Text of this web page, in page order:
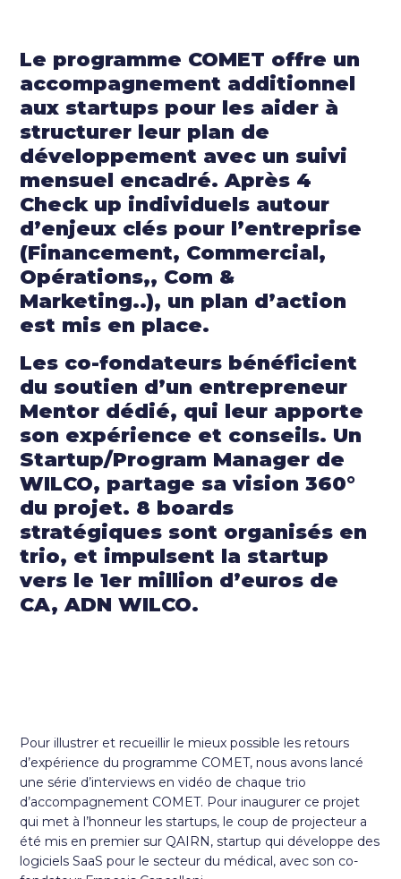
Le programme COMET offre un
accompagnement additionnel
aux startups pour les aider à
structurer leur plan de
développement avec un suivi
mensuel encadré. Après 4
Check up individuels autour
d’enjeux clés pour l’entreprise
(Financement, Commercial,
Opérations,, Com &
Marketing..), un plan d’action
est mis en place.
Les co-fondateurs bénéficient
du soutien d’un entrepreneur
Mentor dédié, qui leur apporte
son expérience et conseils. Un
Startup/Program Manager de
WILCO, partage sa vision 360°
du projet. 8 boards
stratégiques sont organisés en
trio, et impulsent la startup
vers le 1er million d’euros de
CA, ADN WILCO.
Pour illustrer et recueillir le mieux possible les retours
d’expérience du programme COMET, nous avons lancé
une série d’interviews en vidéo de chaque trio
d’accompagnement COMET. Pour inaugurer ce projet
qui met à l’honneur les startups, le coup de projecteur a
été mis en premier sur QAIRN, startup qui développe des
logiciels SaaS pour le secteur du médical, avec son co-